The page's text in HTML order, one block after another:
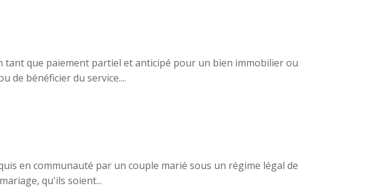
que paiement partiel et anticipé pour un bien immobilier ou
de bénéficier du service....
en communauté par un couple marié sous un régime légal de
qu'ils soient...